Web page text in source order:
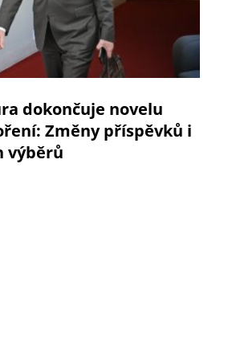
dokončuje novelu
Změny příspěvků i
výběrů